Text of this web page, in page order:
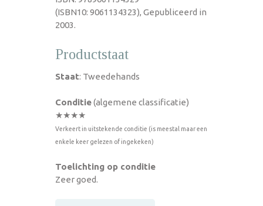
(ISBN10: 9061134323), Gepubliceerd in
2003.
Productstaat
Staat: Tweedehands
Conditie(algemene classificatie)
★★★★
Verkeert in uitstekende conditie (is meestal maar een
enkele keer gelezen of ingekeken)
Toelichting op conditie
Zeer goed.